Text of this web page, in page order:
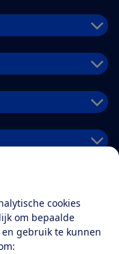
cookies
om bepaalde
gebruik te kunnen